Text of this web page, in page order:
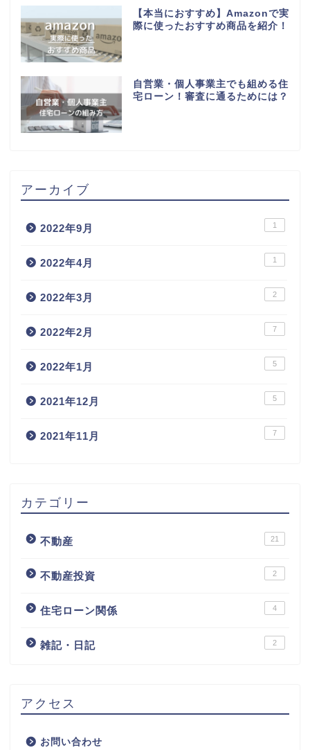
【本当におすすめ】Amazonで実
際に使ったおすすめ商品を紹介！
自営業・個人事業主でも組める住
宅ローン！審査に通るためには？
アーカイブ
2022年9月 1
2022年4月 1
2022年3月 2
2022年2月 7
2022年1月 5
2021年12月 5
2021年11月 7
カテゴリー
不動産 21
不動産投資 2
住宅ローン関係 4
雑記・日記 2
アクセス
お問い合わせ